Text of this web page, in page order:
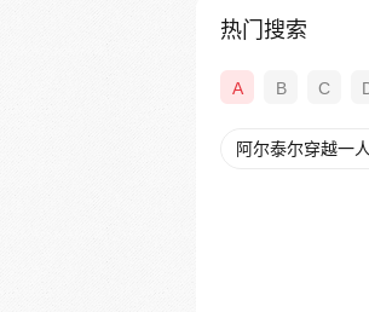
热门搜索
A B C
阿尔泰尔穿越一